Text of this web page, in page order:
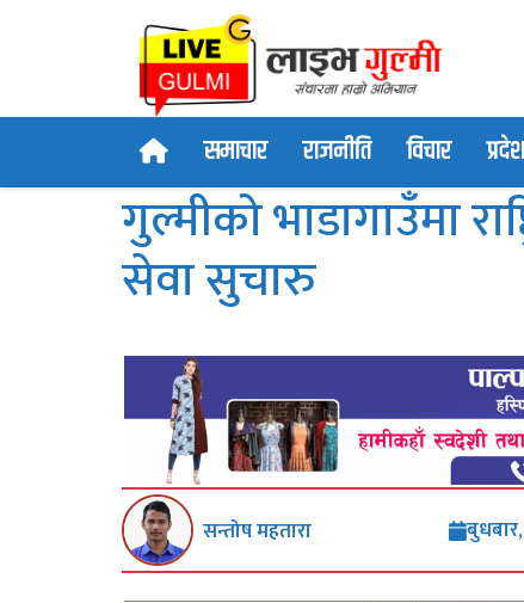
समाचार राजनीति विचार
गुल्मीको भाडागाउँमा
सेवा सुचारु
सन्तोष महतारा